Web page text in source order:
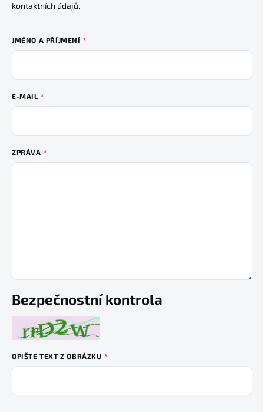
kontaktních údajů.
JMÉNO A PŘÍJMENÍ
E-MAIL
ZPRÁVA
Bezpečnostní kontrola
OPIŠTE TEXT Z OBRÁZKU